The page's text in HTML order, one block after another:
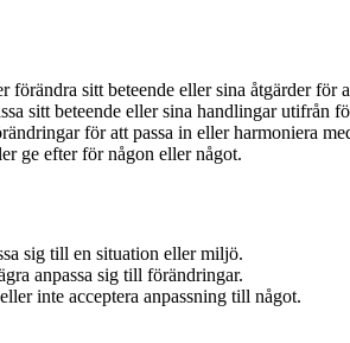
förändra sitt beteende eller sina åtgärder
sitt beteende eller sina handlingar utifrån
för att passa in eller harmoniera
ge efter för någon eller något.
sig till en situation eller miljö.
anpassa sig till förändringar.
inte acceptera anpassning till något.